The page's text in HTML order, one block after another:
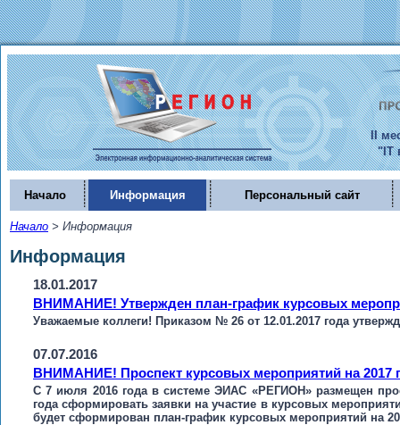
II
"IT
Начало Информация Персональный сайт
Начало > Информация
Информация
18.01.2017
ВНИМАНИЕ! Утвержден план-график курсовых
Уважаемые коллеги! Приказом № 26 от 12.01.2017 года
07.07.2016
ВНИМАНИЕ! Проспект курсовых мероприятий на 2017
С 7 июля 2016 года в системе ЭИАС «РЕГИОН» размещен
года сформировать заявки на участие в курсовых
будет сформирован план-график курсовых мероприятий на